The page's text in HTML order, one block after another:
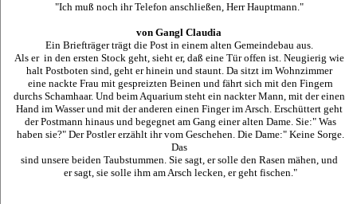
"Ich muß noch ihr Telefon anschließen, Herr Hauptmann."
von Gangl Claudia
Ein Briefträger trägt die Post in einem alten Gemeindebau aus.
Als er in den ersten Stock geht, sieht er, daß eine Tür offen ist. Neugierig wie
halt Postboten sind, geht er hinein und staunt. Da sitzt im Wohnzimmer
eine nackte Frau mit gespreizten Beinen und fährt sich mit den Fingern
durchs Schamhaar. Und beim Aquarium steht ein nackter Mann, mit der einen
Hand im Wasser und mit der anderen einen Finger im Arsch. Erschüttert geht
der Postmann hinaus und begegnet am Gang einer alten Dame. Sie:" Was
haben sie?" Der Postler erzählt ihr vom Geschehen. Die Dame:" Keine Sorge.
Das
sind unsere beiden Taubstummen. Sie sagt, er solle den Rasen mähen, und
er sagt, sie solle ihm am Arsch lecken, er geht fischen."